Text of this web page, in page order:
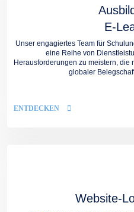
E-
Unser engagiertes Team für
eine Reihe von
Herausforderungen zu meistern, die
globaler
ENTDECKEN
Website-